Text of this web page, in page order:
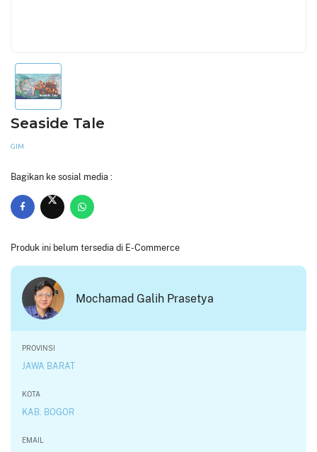
Seaside Tale
GIM
Bagikan ke sosial media :
Produk ini belum tersedia di E-Commerce
Mochamad Galih Prasetya
PROVINSI
JAWA BARAT
KOTA
KAB. BOGOR
EMAIL